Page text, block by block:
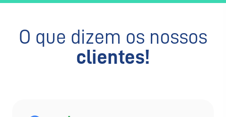
O que dizem os nossos
clientes!